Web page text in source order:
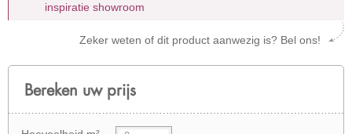
inspiratie showroom
Zeker weten of dit product aanwezig is? Bel ons!
Bereken uw prijs